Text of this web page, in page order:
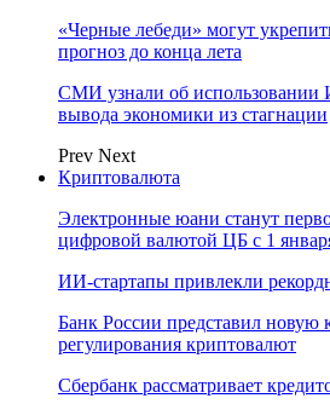
«Черные лебеди» могут
прогноз до конца лета
СМИ узнали об
вывода экономики из стагнации
Prev Next
Криптовалюта
Электронные юани станут
цифровой валютой ЦБ с 1
ИИ-стартапы привлекли
Банк России представил новую
регулирования криптовалют
Сбербанк рассматривает